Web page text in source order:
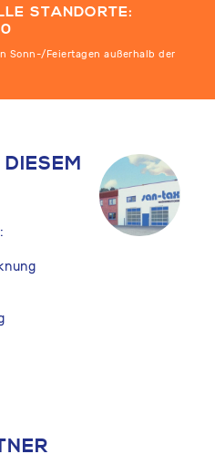
STANDORTE
Sonn-/Feiertagen außerhalb der